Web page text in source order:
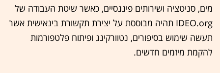
מים, סניטציה ושירותים פיננסיים, כאשר שיטת העבודה של
IDEO.org תהיה מבוססת על יצירת תקשורת בינאישית אשר
תעשה שימוש בסיפורים, נטוורקינג ופיתוח פלטפורמות
להקמת מיזמים חדשים.